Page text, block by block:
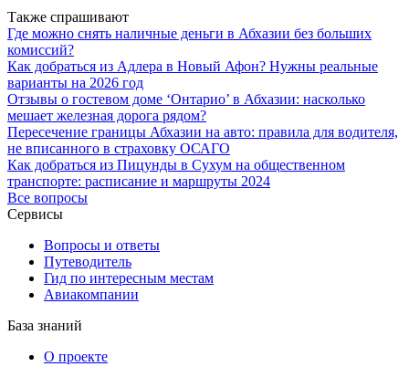
Также спрашивают
Где можно снять наличные деньги в Абхазии без больших
комиссий?
Как добраться из Адлера в Новый Афон? Нужны реальные
варианты на 2026 год
Отзывы о гостевом доме ‘Онтарио’ в Абхазии: насколько
мешает железная дорога рядом?
Пересечение границы Абхазии на авто: правила для водителя,
не вписанного в страховку ОСАГО
Как добраться из Пицунды в Сухум на общественном
транспорте: расписание и маршруты 2024
Все вопросы
Сервисы
Вопросы и ответы
Путеводитель
Гид по интересным местам
Авиакомпании
База знаний
О проекте